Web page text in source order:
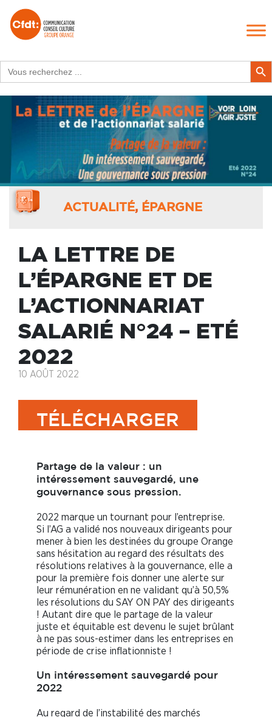
for:
Search
ACTUALITÉ, ÉPARGNE
LA LETTRE DE
L’ÉPARGNE ET DE
L’ACTIONNARIAT
SALARIÉ N°24 – ETÉ
2022
10 AOÛT 2022
TÉLÉCHARGER
Partage de la valeur : un
intéressement sauvegardé, une
gouvernance sous pression.
2022 marque un tournant pour l’entreprise.
Si l’AG a validé nos nouveaux dirigeants pour
mener à bien les destinées du groupe Orange
sans hésitation au regard des résultats des
résolutions relatives à la gouvernance, elle a
pour la première fois donner une alerte sur
leur rémunération en ne validant qu’à 50,5%
les résolutions du SAY ON PAY des dirigeants
! Autant dire que le partage de la valeur
juste et équitable est devenu le sujet brûlant
à ne pas sous-estimer dans les entreprises en
période de crise inflationniste !
Un intéressement sauvegardé pour
2022
Au regard de l’instabilité des marchés